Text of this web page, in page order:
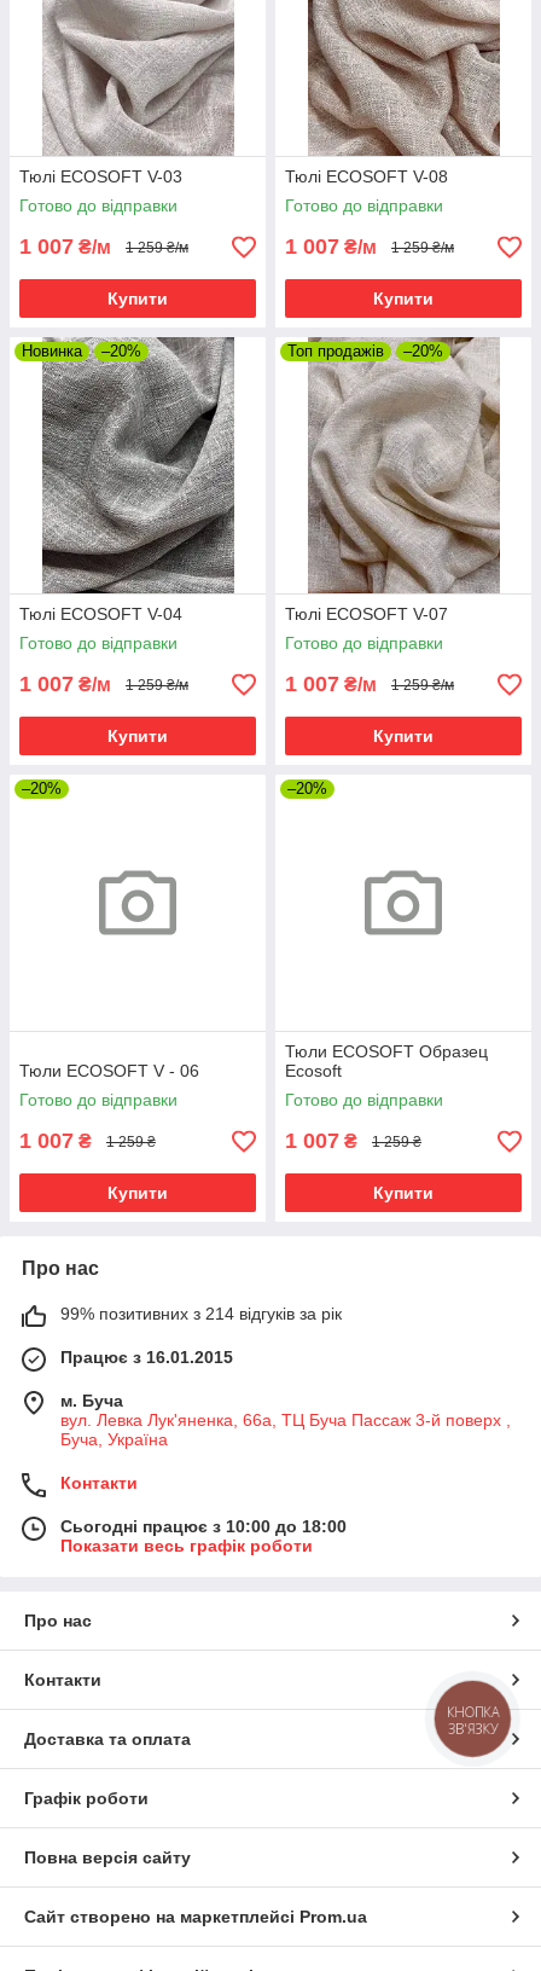
Тюлі ECOSOFT V-03
Готово до відправки
1 007 ₴/м 1 259 ₴/м
Купити
Тюлі ECOSOFT V-08
Готово до відправки
1 007 ₴/м 1 259 ₴/м
Купити
Новинка –20%
Тюлі ECOSOFT V-04
Готово до відправки
1 007 ₴/м 1 259 ₴/м
Купити
Топ продажів –20%
Тюлі ECOSOFT V-07
Готово до відправки
1 007 ₴/м 1 259 ₴/м
Купити
–20%
Тюли ECOSOFT V - 06
Готово до відправки
1 007 ₴ 1 259 ₴
Купити
–20%
Тюли ECOSOFT Образец
Ecosoft
Готово до відправки
1 007 ₴ 1 259 ₴
Купити
Про нас
99% позитивних з 214 відгуків за рік
Працює з 16.01.2015
м. Буча
вул. Левка Лук'яненка, 66а, ТЦ Буча Пассаж 3-й поверх ,
Буча, Україна
Контакти
Сьогодні працює з 10:00 до 18:00
Показати весь графік роботи
Про нас
Контакти
Доставка та оплата
Графік роботи
Повна версія сайту
Сайт створено на маркетплейсі Prom.ua
КНОПКА
ЗВ'ЯЗКУ